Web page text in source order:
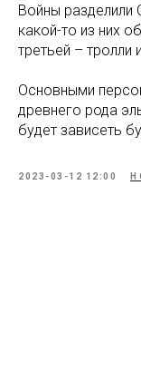
Войны разделили
какой-то из них
третьей – тролли
Основными
древнего рода
будет зависеть
2023-03-12 12:00